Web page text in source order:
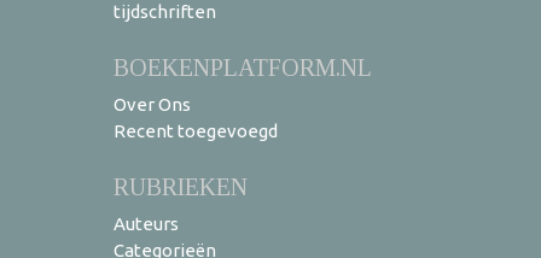
tijdschriften
BOEKENPLATFORM.NL
Over Ons
Recent toegevoegd
RUBRIEKEN
Auteurs
Categorieën